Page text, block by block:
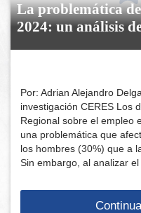
La problemática
2024: un análisis
Por: Adrian Alejandro
investigación CERES Los
Regional sobre el empleo
una problemática que
los hombres (30%) que a
Sin embargo, al analizar